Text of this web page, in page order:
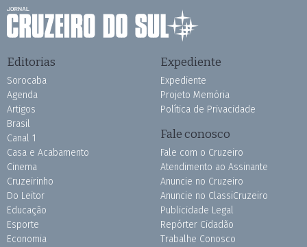
Editorias
Sorocaba
Agenda
Artigos
Brasil
Canal 1
Casa e Acabamento
Cinema
Cruzeirinho
Do Leitor
Educação
Esporte
Economia
Expediente
Expediente
Projeto Memória
Política de Privacidade
Fale conosco
Fale com o Cruzeiro
Atendimento ao Assinante
Anuncie no Cruzeiro
Anuncie no ClassiCruzeiro
Publicidade Legal
Repórter Cidadão
Trabalhe Conosco